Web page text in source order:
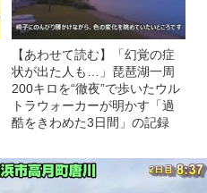
【あわせて読む】「幻覚の症
状が出た人も…」琵琶湖一周
200キロを“徹夜”で歩いたウル
トラウォーカーが明かす「過
酷をきわめた3日間」の記録